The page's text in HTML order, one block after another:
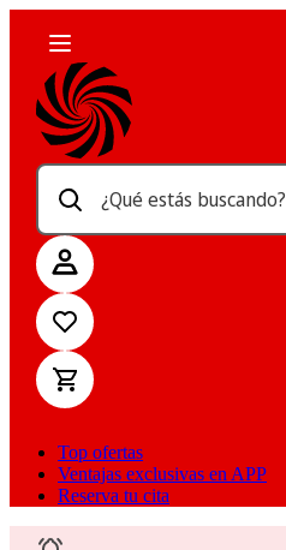
¿Qué estás buscando?
Top ofertas
Ventajas exclusivas en APP
Reserva tu cita